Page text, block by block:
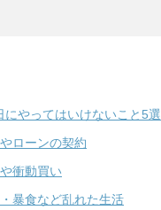
にやってはいけないこと5選
ローンの契約
衝動買い
暴食など乱れた生活